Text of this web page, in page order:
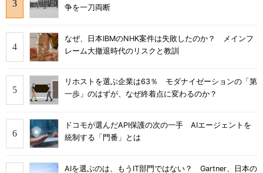
争を一刀両断
なぜ、日本IBMのNHK案件は失敗したのか？ メインフ
レーム大撤退時代のリスクと教訓
リホストを選ぶ企業は63％ モダナイゼーションの「第
一歩」のはずが、なぜ終着点に変わるのか？
ドコモが選んだAPI保護の次の一手 AIエージェントを
統制する「門番」とは
AIを選ぶのは、もうIT部門ではない？ Gartner、日本の